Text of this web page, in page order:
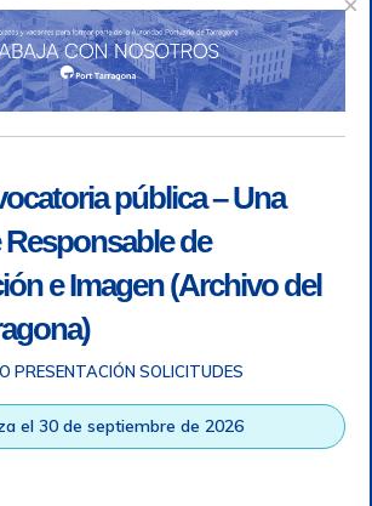
telefónica
| SGSI |
Login
de Tarragona © Todos los derechos
pública – Una
Responsable de
e Imagen (Archivo del
PRESENTACIÓN SOLICITUDES
el 30 de septiembre de 2026